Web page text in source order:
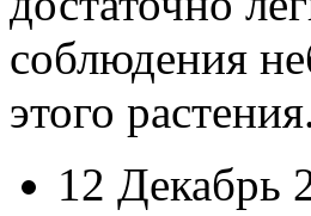
соблюдения
этого
12 Декабрь